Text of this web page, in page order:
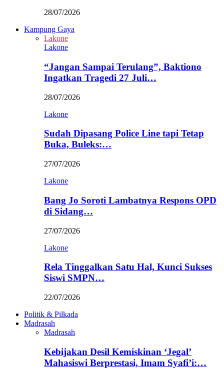
28/07/2026
Kampung Gaya
Lakone
Lakone
“Jangan Sampai Terulang”, Baktiono
Ingatkan Tragedi 27 Juli…
28/07/2026
Lakone
Sudah Dipasang Police Line tapi Tetap
Buka, Buleks:…
27/07/2026
Lakone
Bang Jo Soroti Lambatnya Respons OPD
di Sidang…
27/07/2026
Lakone
Rela Tinggalkan Satu Hal, Kunci Sukses
Siswi SMPN…
22/07/2026
Politik & Pilkada
Madrasah
Madrasah
Kebijakan Desil Kemiskinan ‘Jegal’
Mahasiswi Berprestasi, Imam Syafi’i:…